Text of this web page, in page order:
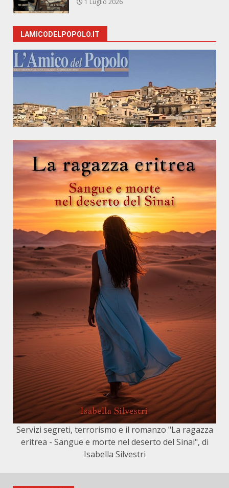
1 Luglio 2026
LAMICODELPOPOLO.IT
Servizi segreti, terrorismo e il romanzo "La ragazza
eritrea - Sangue e morte nel deserto del Sinai", di
Isabella Silvestri